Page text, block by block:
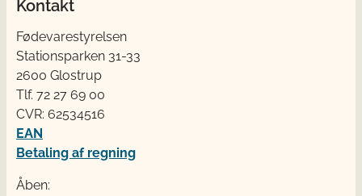
Kontakt
Fødevarestyrelsen
Stationsparken 31-33
2600 Glostrup
Tlf. 72 2​​​7 69 00
CVR: 62534516
EAN
Betaling af regning
Åben: